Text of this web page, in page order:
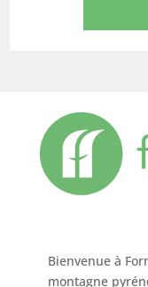
Bienvenue à
montagne